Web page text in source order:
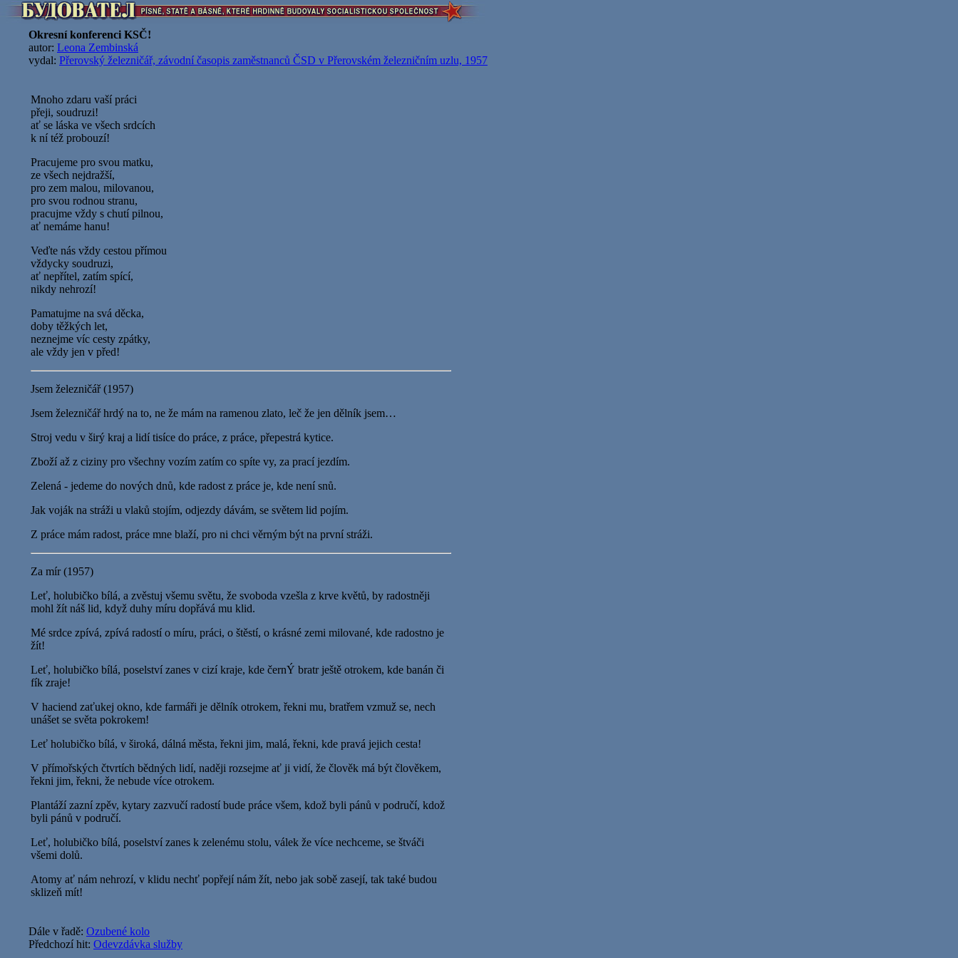
Okresní konferenci KSČ!
autor: Leona Zembinská
vydal: Přerovský železničář, závodní časopis zaměstnanců ČSD v Přerovském železničním uzlu, 1957
Mnoho zdaru vaší práci
přeji, soudruzi!
ať se láska ve všech srdcích
k ní též probouzí!
Pracujeme pro svou matku,
ze všech nejdražší,
pro zem malou, milovanou,
pro svou rodnou stranu,
pracujme vždy s chutí pilnou,
ať nemáme hanu!
Veďte nás vždy cestou přímou
vždycky soudruzi,
ať nepřítel, zatím spící,
nikdy nehrozí!
Pamatujme na svá děcka,
doby těžkých let,
neznejme víc cesty zpátky,
ale vždy jen v před!
Jsem železničář (1957)
Jsem železničář hrdý na to, ne že mám na ramenou zlato, leč že jen dělník jsem…
Stroj vedu v širý kraj a lidí tisíce do práce, z práce, přepestrá kytice.
Zboží až z ciziny pro všechny vozím zatím co spíte vy, za prací jezdím.
Zelená - jedeme do nových dnů, kde radost z práce je, kde není snů.
Jak voják na stráži u vlaků stojím, odjezdy dávám, se světem lid pojím.
Z práce mám radost, práce mne blaží, pro ni chci věrným být na první stráži.
Za mír (1957)
Leť, holubičko bílá, a zvěstuj všemu světu, že svoboda vzešla z krve květů, by radostněji
mohl žít náš lid, když duhy míru dopřává mu klid.
Mé srdce zpívá, zpívá radostí o míru, práci, o štěstí, o krásné zemi milované, kde radostno je
žít!
Leť, holubičko bílá, poselství zanes v cizí kraje, kde černÝ bratr ještě otrokem, kde banán či
fík zraje!
V haciend zaťukej okno, kde farmáři je dělník otrokem, řekni mu, bratřem vzmuž se, nech
unášet se světa pokrokem!
Leť holubičko bílá, v široká, dálná města, řekni jim, malá, řekni, kde pravá jejich cesta!
V přímořských čtvrtích bědných lidí, naději rozsejme ať ji vidí, že člověk má být člověkem,
řekni jim, řekni, že nebude více otrokem.
Plantáží zazní zpěv, kytary zazvučí radostí bude práce všem, kdož byli pánů v područí, kdož
byli pánů v područí.
Leť, holubičko bílá, poselství zanes k zelenému stolu, válek že více nechceme, se štváči
všemi dolů.
Atomy ať nám nehrozí, v klidu nechť popřejí nám žít, nebo jak sobě zasejí, tak také budou
sklizeň mít!
Dále v řadě: Ozubené kolo
Předchozí hit: Odevzdávka služby